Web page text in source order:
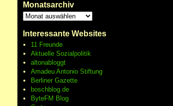
Monatsarchiv
Interessante Websites
11 Freunde
Aktuelle Sozialpolitik
altonabloggt
Amadeu Antonio Stiftung
Berliner Gazette
boschblog.de
ByteFM Blog